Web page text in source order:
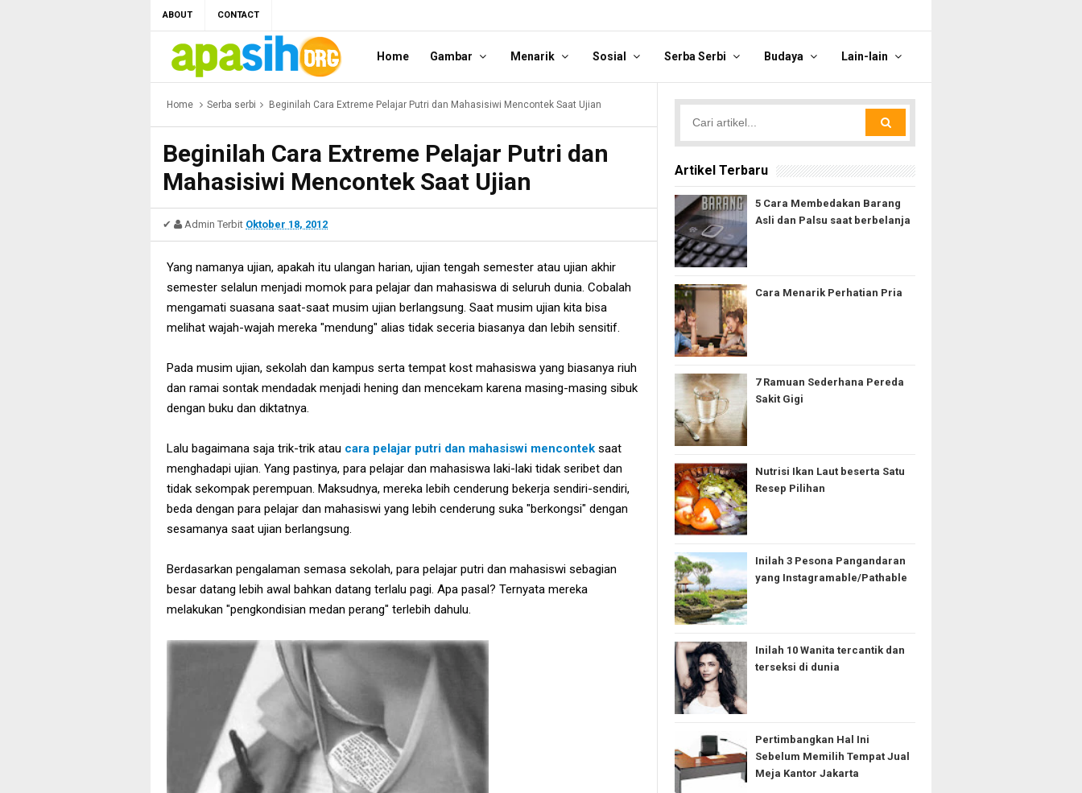
ABOUT CONTACT
Home Gambar Menarik Sosial Serba Serbi Budaya Lain-lain
Home Serba serbi Beginilah Cara Extreme Pelajar Putri dan Mahasisiwi Mencontek Saat Ujian
Beginilah Cara Extreme Pelajar Putri dan
Mahasisiwi Mencontek Saat Ujian
✔ Admin Terbit Oktober 18, 2012
Yang namanya ujian, apakah itu ulangan harian, ujian tengah semester atau ujian akhir
semester selalun menjadi momok para pelajar dan mahasiswa di seluruh dunia. Cobalah
mengamati suasana saat-saat musim ujian berlangsung. Saat musim ujian kita bisa
melihat wajah-wajah mereka "mendung" alias tidak seceria biasanya dan lebih sensitif.
Pada musim ujian, sekolah dan kampus serta tempat kost mahasiswa yang biasanya riuh
dan ramai sontak mendadak menjadi hening dan mencekam karena masing-masing sibuk
dengan buku dan diktatnya.
Lalu bagaimana saja trik-trik atau cara pelajar putri dan mahasiswi mencontek saat
menghadapi ujian. Yang pastinya, para pelajar dan mahasiswa laki-laki tidak seribet dan
tidak sekompak perempuan. Maksudnya, mereka lebih cenderung bekerja sendiri-sendiri,
beda dengan para pelajar dan mahasiswi yang lebih cenderung suka "berkongsi" dengan
sesamanya saat ujian berlangsung.
Berdasarkan pengalaman semasa sekolah, para pelajar putri dan mahasiswi sebagian
besar datang lebih awal bahkan datang terlalu pagi. Apa pasal? Ternyata mereka
melakukan "pengkondisian medan perang" terlebih dahulu.
Artikel Terbaru
5 Cara Membedakan Barang
Asli dan Palsu saat berbelanja
Cara Menarik Perhatian Pria
7 Ramuan Sederhana Pereda
Sakit Gigi
Nutrisi Ikan Laut beserta Satu
Resep Pilihan
Inilah 3 Pesona Pangandaran
yang Instagramable/Pathable
Inilah 10 Wanita tercantik dan
terseksi di dunia
Pertimbangkan Hal Ini
Sebelum Memilih Tempat Jual
Meja Kantor Jakarta